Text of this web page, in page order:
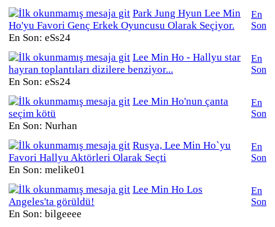
Park Jung Hyun Lee Min
Ho'yu Favori Genç Erkek Oyuncusu Olarak Seçiyor.
En Son: eSs24
En
Son
Lee Min Ho - Hallyu star
hayran toplantıları dizilere benziyor...
En Son: eSs24
En
Son
Lee Min Ho'nun çanta
seçim kötü
En Son: Nurhan
En
Son
Rusya, Lee Min Ho`yu
Favori Hallyu Aktörleri Olarak Seçti
En Son: melike01
En
Son
Lee Min Ho Los
Angeles'ta görüldü!
En Son: bilgeeee
En
Son